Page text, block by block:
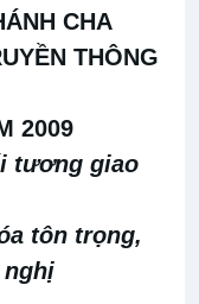
CHA
THÔNG
2009
tương giao
tôn trọng,